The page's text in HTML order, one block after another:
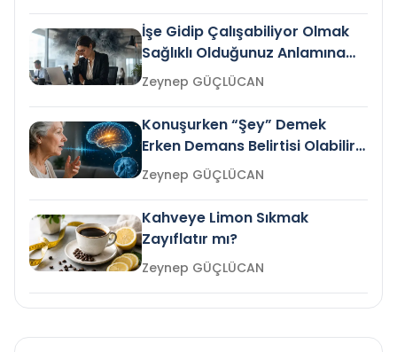
İşe Gidip Çalışabiliyor Olmak
Sağlıklı Olduğunuz Anlamına
Gelir mi?Zeynep GÜÇLÜCAN
Konuşurken “Şey” Demek
Erken Demans Belirtisi Olabilir
mi?
Zeynep GÜÇLÜCAN
Kahveye Limon Sıkmak
Zayıflatır mı?
Zeynep GÜÇLÜCAN